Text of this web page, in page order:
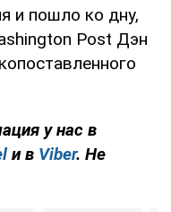
и пошло ко дну,
Post Дэн
у нас в
и в Viber. Не